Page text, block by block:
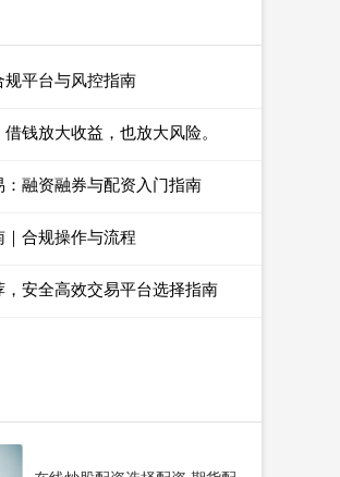
平台与风控指南
钱放大收益，也放大风险。
融资融券与配资入门指南
合规操作与流程
安全高效交易平台选择指南